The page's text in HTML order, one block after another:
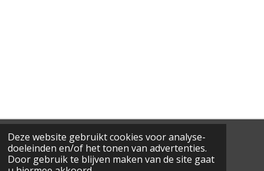
Deze website gebruikt cookies voor analyse-
doeleinden en/of het tonen van advertenties.
Door gebruik te blijven maken van de site gaat
D
E
L
D
E
E
S
H
A
D
E
L